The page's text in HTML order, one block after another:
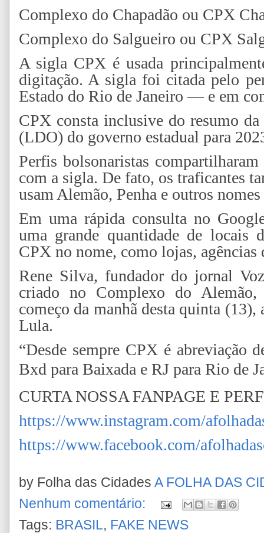
Complexo do Chapadão ou CPX
Complexo do Salgueiro ou CPX
A sigla CPX é usada
digitação. A sigla foi citada pelo
Estado do Rio de Janeiro — e em
CPX consta inclusive do resumo
(LDO) do governo estadual para
Perfis bolsonaristas
com a sigla. De fato, os traficantes
usam Alemão, Penha e outros
Em uma rápida consulta no
uma grande quantidade de locais
CPX no nome, como lojas,
Rene Silva, fundador do jornal
criado no Complexo do
começo da manhã desta quinta
Lula.
“Desde sempre CPX é abreviação
Bxd para Baixada e RJ para Rio de
CURTA NOSSA FANPAGE E
https://www.instagram.com/
https://www.facebook.com/
by Folha das Cidades A FOLHA DAS
Nenhum comentário:
Tags: BRASIL, FAKE NEWS